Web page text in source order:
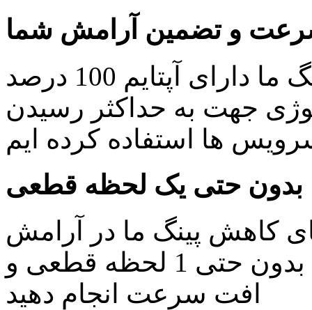
و تضمین آرامش شما
کلیه سرویس های کاهش پینگ ما دارای آپتایم 100 درصد
جهت به حداکثر رسیدن
ها استفاده کرده ایم
بدون حتی یک لحظه قطعی
کاهش پینگ ما در آرامش
خاطر کار های روزمره خود را بدون حتی 1 لحظه قطعی و
افت سرعت انجام دهید